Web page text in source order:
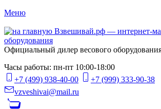
Меню
Официальный дилер весового
Часы работы: пн-пт 10:00-18:00
+7 (499) 938-40-00
+7 (999) 333-90-38
vzveshivai@mail.ru